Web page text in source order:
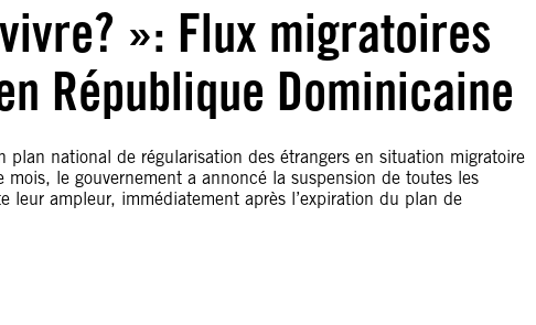
»: Flux migratoires
République Dominicaine
national de régularisation des étrangers en situation migratoire
le gouvernement a annoncé la suspension de toutes les
leur ampleur, immédiatement après l’expiration du plan de